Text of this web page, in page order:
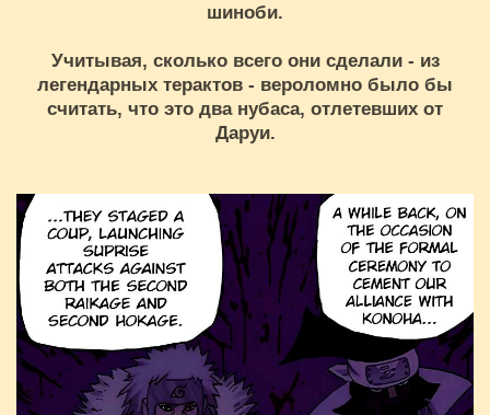
шиноби.
Учитывая, сколько всего они сделали - из
легендарных терактов - вероломно было бы
считать, что это два нубаса, отлетевших от
Даруи.